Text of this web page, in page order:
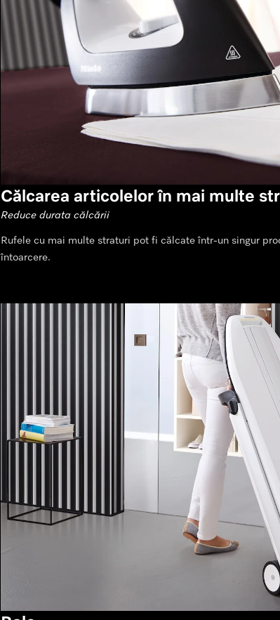
Călcarea articolelor în mai multe
Reduce durata călcării
Rufele cu mai multe straturi pot fi călcate într-un singur
întoarcere.